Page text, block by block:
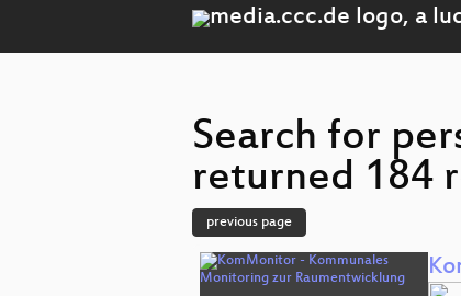
Search for
returned 184
previous page